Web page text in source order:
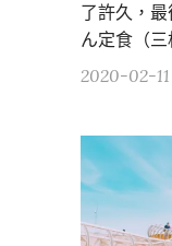
了許久，
ん定食（
2020-02-11